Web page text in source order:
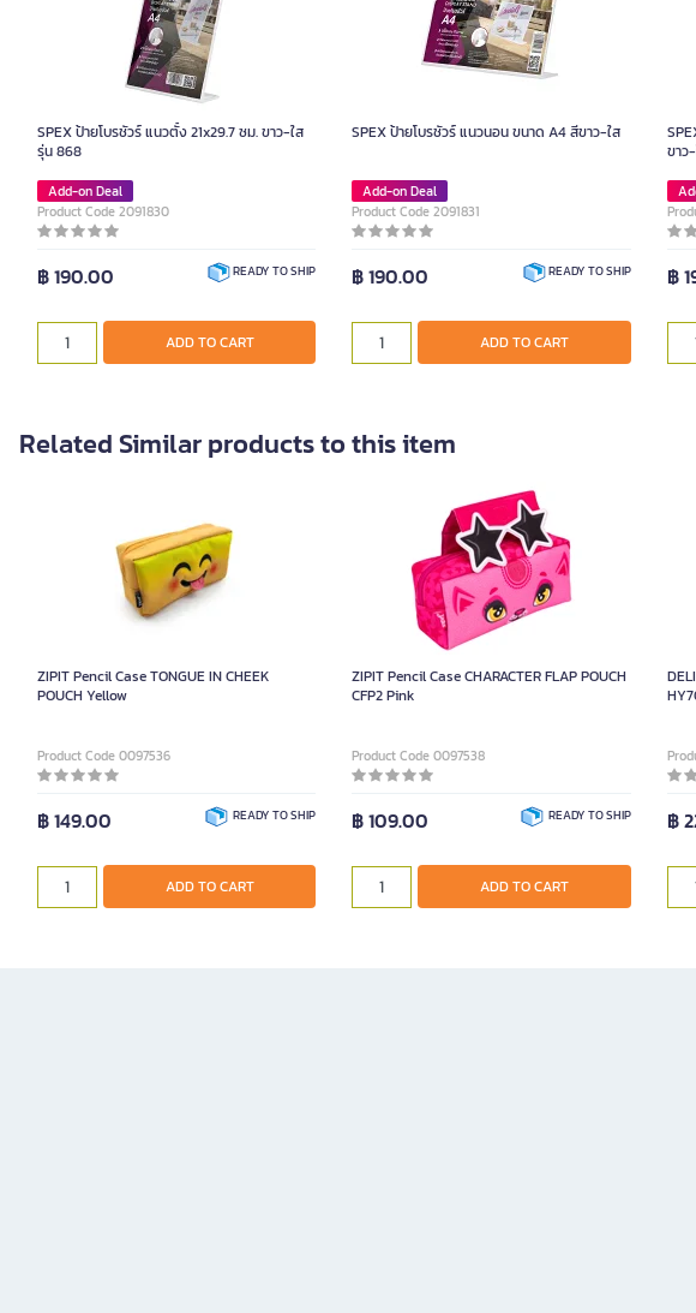
SPEX ป้ายโบรชัวร์ แนวตั้ง 21x29.7 ซม. ขาว-ใส
รุ่น 868
Add-on Deal
Product Code 2091830
฿ 190.00 READY TO SHIP
ADD TO CART
SPEX ป้ายโบรชัวร์ แนวนอน ขนาด A4 สีขาว-ใส
Add-on Deal
Product Code 2091831
฿ 190.00 READY TO SHIP
ADD TO CART
ขาว
฿
Related Similar products to this item
ZIPIT Pencil Case TONGUE IN CHEEK
POUCH Yellow
Product Code 0097536
฿ 149.00 READY TO SHIP
ADD TO CART
ZIPIT Pencil Case CHARACTER FLAP POUCH
CFP2 Pink
Product Code 0097538
฿ 109.00 READY TO SHIP
ADD TO CART
฿